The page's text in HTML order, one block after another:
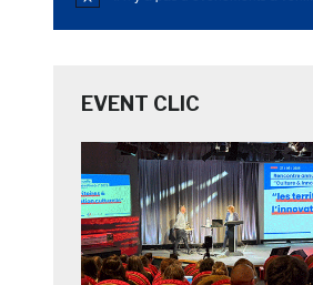
EVENT CLIC